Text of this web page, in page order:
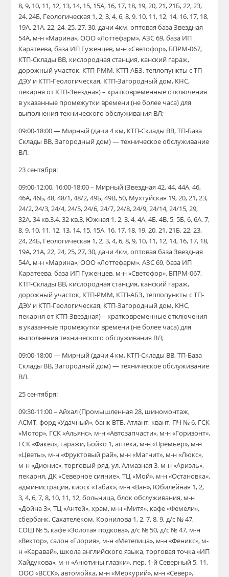
8, 9, 10, 11, 12, 13, 14, 15, 15А, 16, 17, 18, 19, 20, 21, 21Б, 22, 23,
24, 24Б, Геологическая 1, 2, 3, 4, 6, 8, 9, 10, 11, 12, 14, 16, 17, 18,
19А, 21А, 22, 24, 25, 27, 30, дачи 4км, оптовая база Звездная
54А, м-н «Марина», ООО «Лоттефарм», АЗС 69, база ИП
Каратеева, база ИП Гуженцев, м-н «Светофор», БПРМ-067,
КТП-Склады ВВ, кислородная станция, канский гараж,
дорожный участок, КТП-РММ, КТП-АБЗ, теплопункты с ТП-
ДЭУ и КТП-Геологическая, КТП-Загородный дом, КНС,
пекарня от КТП-Звездная) – кратковременные отключения
в указанные промежутки времени (не более часа) для
выполнения технического обслуживания ВЛ;
09:00-18:00 — Мирный (дачи 4 км, КТП-Склады ВВ, ТП-База
Склады ВВ, Загородный дом) — техническое обслуживание
ВЛ.
23 сентября:
09:00-12:00, 16:00-18:00 – Мирный (Звездная 42, 44, 44А, 46,
46А, 46Б, 48, 48/1, 48/2, 49Б, 49В, 50, Мухтуйская 19, 20, 21, 23,
24/2, 24/3, 24/4, 24/5, 24/6, 24/7, 24/8, 24/9, 24/14, 24/15, 29,
32А, 34 кв.3,4, 32 кв.3, Южная 1, 2, 3, 4, 4А, 4Б, 4В, 5, 5Б, 6, 6А, 7,
8, 9, 10, 11, 12, 13, 14, 15, 15А, 16, 17, 18, 19, 20, 21, 21Б, 22, 23,
24, 24Б, Геологическая 1, 2, 3, 4, 6, 8, 9, 10, 11, 12, 14, 16, 17, 18,
19А, 21А, 22, 24, 25, 27, 30, дачи 4км, оптовая база Звездная
54А, м-н «Марина», ООО «Лоттефарм», АЗС 69, база ИП
Каратеева, база ИП Гуженцев, м-н «Светофор», БПРМ-067,
КТП-Склады ВВ, кислородная станция, канский гараж,
дорожный участок, КТП-РММ, КТП-АБЗ, теплопункты с ТП-
ДЭУ и КТП-Геологическая, КТП-Загородный дом, КНС,
пекарня от КТП-Звездная) – кратковременные отключения
в указанные промежутки времени (не более часа) для
выполнения технического обслуживания ВЛ;
09:00-18:00 — Мирный (дачи 4 км, КТП-Склады ВВ, ТП-База
Склады ВВ, Загородный дом) — техническое обслуживание
ВЛ.
25 сентября:
09:30-11:00 – Айхал (Промышленная 28, шиномонтаж,
АСМТ, форд «Удачный», банк ВТБ, Атлант, квант, ПЧ № 6, ГСК
«Мотор», ГСК «Альянс», м-н «Автозапчасти», м-н «Горизонт»,
ГСК «Факел», гаражи, Бойко 1, аптека, м-н «Премьер», м-н
«Цветы», м-н «Фруктовый рай», м-н «Магнит», м-н «Люкс»,
м-н «Дионис», торговый ряд, ул. Алмазная 3, м-н «Ариэль»,
пекарня, ДК «Северное сияние», ТЦ «Мой», м-н «Остановка»,
администрация, киоск «Табак», м-н «Ван», Юбилейная 1, 2,
3, 4, 6, 7, 8, 10, 11, 12, больница, блок обслуживания, м-н
«Дойна 3», ТЦ «Антей», храм, м-н «Митя», кафе «Фемели»,
сбербанк, Сахателеком, Корнилова 1, 2, 7, 8, 9, д/с № 47,
СОШ № 5, кафе «Золотая подкова», д/с № 50, д/с № 47, м-н
«Вектор», салон «Глория», м-н «Метелица», м-н «Феникс», м-
н «Каравай», школа английского языка, торговая точка «ИП
Хайдукова», м-н «Анютины глазки», пер. 1-й Северный 5, 11,
ООО «ВССК», автомойка, м-н «Меркурий», м-н «Север»,